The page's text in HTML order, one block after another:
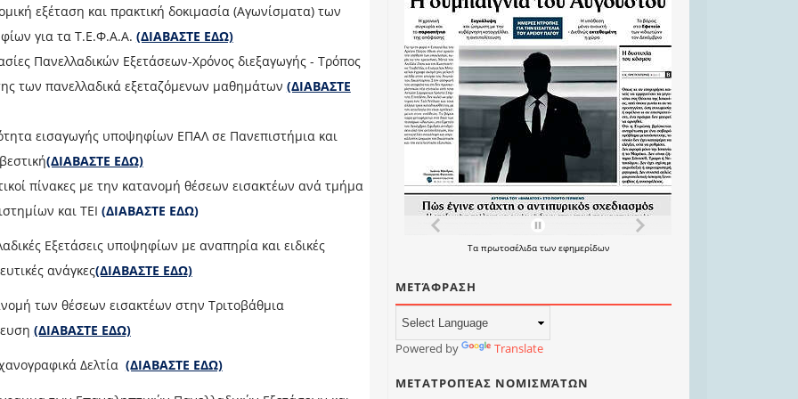
εξέταση και πρακτική δοκιμασία (Αγωνίσματα) των
για τα Τ.Ε.Φ.Α.Α. (ΔΙΑΒΑΣΤΕ ΕΔΩ)
Πανελλαδικών Εξετάσεων-Χρόνος διεξαγωγής - Τρόπος
των πανελλαδικά εξεταζόμενων μαθημάτων (ΔΙΑΒΑΣΤΕ
εισαγωγής υποψηφίων ΕΠΑΛ σε Πανεπιστήμια και
(ΔΙΑΒΑΣΤΕ ΕΔΩ)
πίνακες με την κατανομή θέσεων εισακτέων ανά τμήμα
και ΤΕΙ (ΔΙΑΒΑΣΤΕ ΕΔΩ)
Εξετάσεις υποψηφίων με αναπηρία και ειδικές
ανάγκες(ΔΙΑΒΑΣΤΕ ΕΔΩ)
των θέσεων εισακτέων στην Τριτοβάθμια
(ΔΙΑΒΑΣΤΕ ΕΔΩ)
Δελτία (ΔΙΑΒΑΣΤΕ ΕΔΩ)
Τα πρωτοσέλιδα των εφημερίδων
ΜΕΤΆΦΡΑΣΗ
Powered by Translate
ΜΕΤΑΤΡΟΠΈΑΣ ΝΟΜΙΣΜΆΤΩΝ